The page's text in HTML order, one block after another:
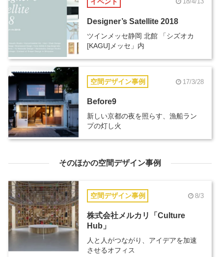
Designer’s Satellite 2018
ツインメッセ静岡 北館 「シズオカ
[KAGU]メッセ」内
空間デザイン事例 17/3/28
Before9
新しい京都の夜を照らす、漁船ラン
プの灯し火
そのほかの空間デザイン事例
空間デザイン事例 8/3
株式会社メルカリ「Culture
Hub」
人と人がつながり、アイデアを加速
させるオフィス